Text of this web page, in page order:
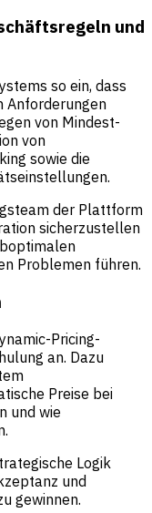
und
so ein, dass
Anforderungen
von Mindest-
von
sowie die
der Plattform
sicherzustellen
Problemen führen.
Pricing-
an. Dazu
Preise bei
und wie
Logik
und
gewinnen.